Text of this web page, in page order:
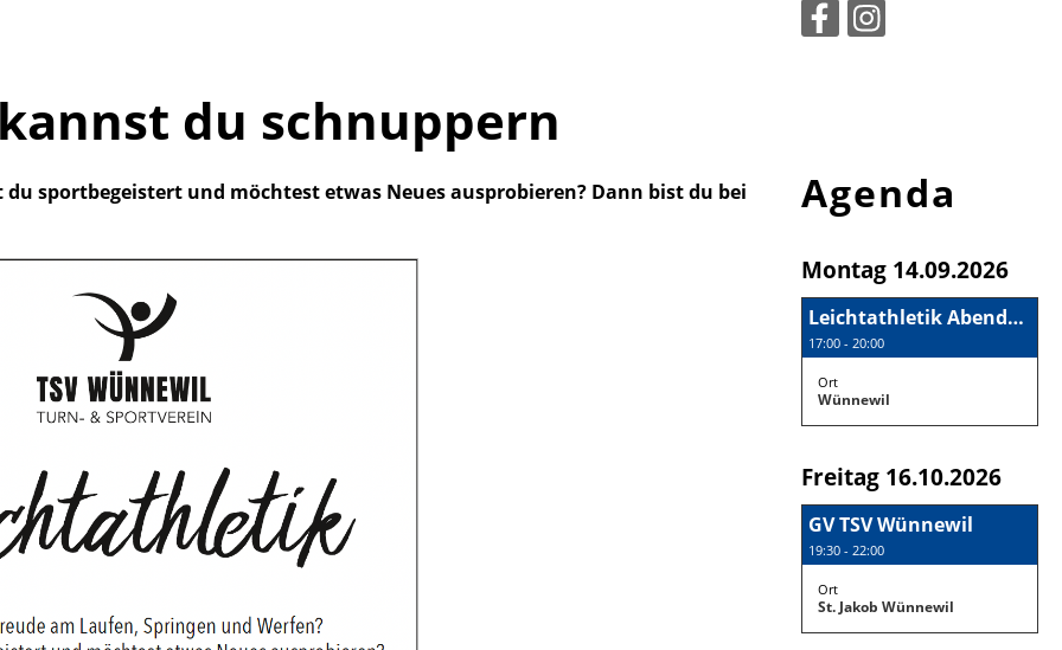
du schnuppern
sportbegeistert und möchtest etwas Neues ausprobieren? Dann bist du bei Agenda
Montag 14.09.2026
Leichtathletik Abendmeeting
17:00 - 20:00
Ort
Wünnewil
Freitag 16.10.2026
GV TSV Wünnewil
19:30 - 22:00
Ort
St. Jakob Wünnewil